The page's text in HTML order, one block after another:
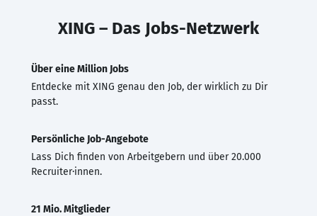
XING – Das Jobs-Netzwerk
Über eine Million Jobs
Entdecke mit XING genau den Job, der wirklich zu Dir
passt.
Persönliche Job-Angebote
Lass Dich finden von Arbeitgebern und über 20.000
Recruiter·innen.
21 Mio. Mitglieder